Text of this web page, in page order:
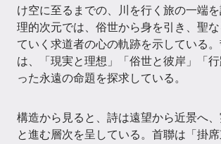
け空に至るまでの、川を行く旅の一端
理的次元では、俗世から身を引き、聖
ていく求道者の心の軌跡を示している
は、「現実と理想」「俗世と彼岸」「
った永遠の命題を探求している。
構造から見ると、詩は遠望から近景へ
と進む層次を呈している。首聯は「掛